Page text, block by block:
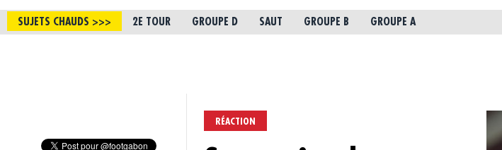
SUJETS CHAUDS >>> 2E TOUR GROUPE D SAUT GROUPE B GROUPE A
RÉACTION